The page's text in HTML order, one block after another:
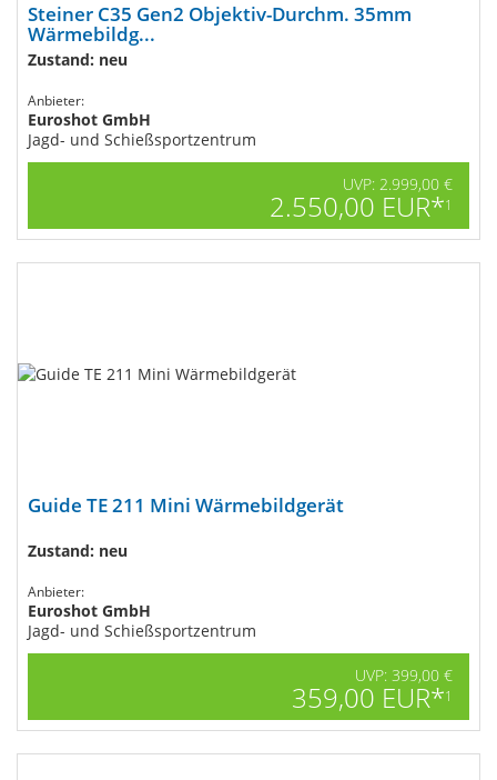
Steiner C35 Gen2​ Objektiv-Durchm. 35mm
Wärmebildg...
Zustand: neu
Anbieter:
Euroshot GmbH
Jagd- und Schießsportzentrum
UVP: 2.999,00 €
2.550,00 EUR*1
Guide TE 211 Mini​ Wärmebildgerät
Zustand: neu
Anbieter:
Euroshot GmbH
Jagd- und Schießsportzentrum
UVP: 399,00 €
359,00 EUR*1